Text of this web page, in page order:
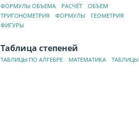
ФОРМУЛЫ ОБЪЕМА
РАСЧЁТ
ОБЪЕМ
ТРИГОНОМЕТРИЯ
ФОРМУЛЫ
ГЕОМЕТРИЯ
ФИГУРЫ
Таблица степеней
ТАБЛИЦЫ ПО АЛГЕБРЕ МАТЕМАТИКА ТАБЛИЦЫ